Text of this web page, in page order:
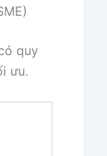
quy
ưu.